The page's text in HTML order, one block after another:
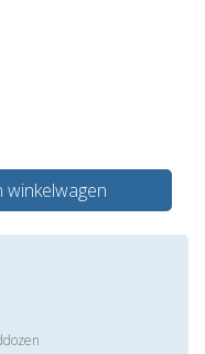
winkelwagen